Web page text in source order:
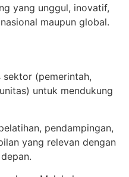
yang unggul, inovatif,
maupun global.
(pemerintah,
untuk mendukung
pendampingan,
yang relevan dengan